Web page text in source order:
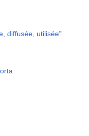
diffusée, utilisée"